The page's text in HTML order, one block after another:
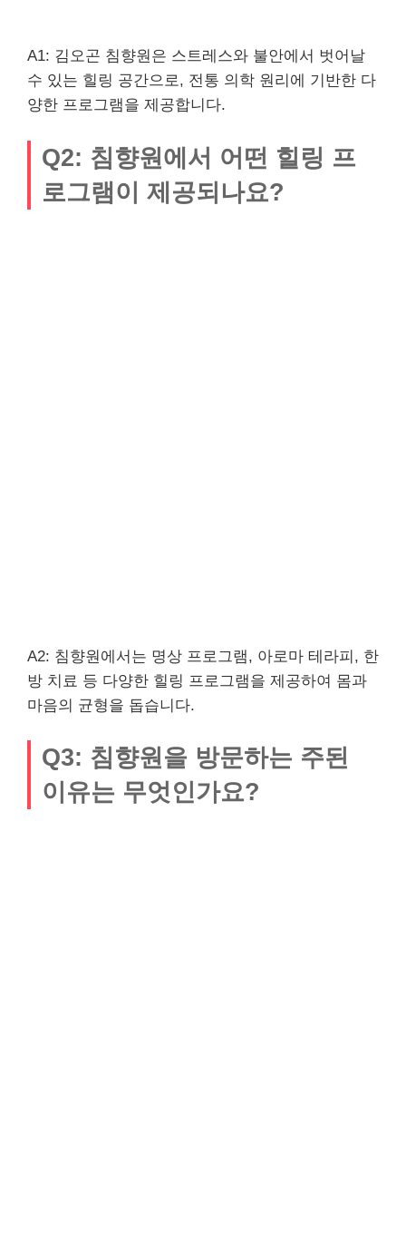
A1: 김오곤 침향원은 스트레스와 불안에서 벗어날
수 있는 힐링 공간으로, 전통 의학 원리에 기반한 다
양한 프로그램을 제공합니다.
Q2: 침향원에서 어떤 힐링 프
로그램이 제공되나요?
A2: 침향원에서는 명상 프로그램, 아로마 테라피, 한
방 치료 등 다양한 힐링 프로그램을 제공하여 몸과
마음의 균형을 돕습니다.
Q3: 침향원을 방문하는 주된
이유는 무엇인가요?